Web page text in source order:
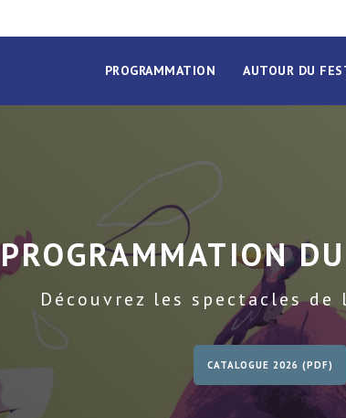
PROGRAMMATION AUTOUR DU
PROGRAMMATION
Découvrez les spectacles
CATALOGUE 2026 (PDF)